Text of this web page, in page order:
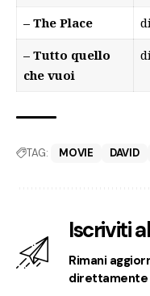
– The Place
– Tutto quello
che vuoi
TAG: MOVIE DAVID
Iscriviti
Rimani
direttamente